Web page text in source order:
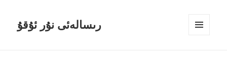
رىسالەئى نۇر ئۇقۇ